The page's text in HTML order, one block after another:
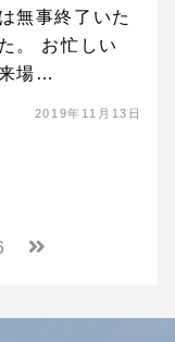
無事終了いた
。 お忙しい
場…
2019年11月13日